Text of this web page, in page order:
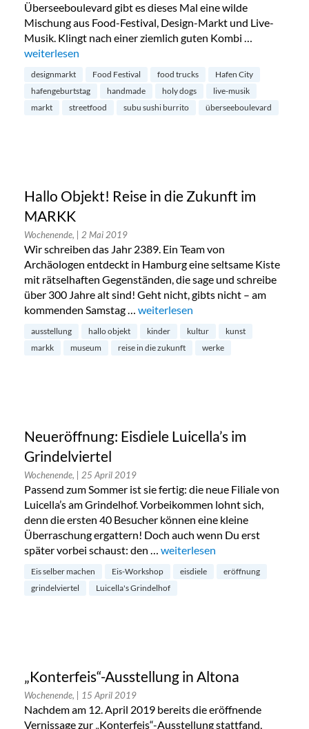
Überseeboulevard gibt es dieses Mal eine wilde
Mischung aus Food-Festival, Design-Markt und Live-
Musik. Klingt nach einer ziemlich guten Kombi …
„Food Trucks und Handmade Markt in der HafenCity“
weiterlesen
designmarkt Food Festival food trucks
Hafen City
hafengeburtstag
handmade holy dogs
live-musik
markt
streetfood subu sushi burrito überseeboulevard
Hallo Objekt! Reise in die Zukunft im
MARKK
Wochenende, | 2 Mai 2019
Wir schreiben das Jahr 2389. Ein Team von
Archäologen entdeckt in Hamburg eine seltsame Kiste
mit rätselhaften Gegenständen, die sage und schreibe
über 300 Jahre alt sind! Geht nicht, gibts nicht – am
kommenden Samstag … „Hallo Objekt! Reise in die Zukunft
weiterlesen
ausstellung hallo objekt kinder kultur
kunst
markk
museum reise in die zukunft werke
Neueröffnung: Eisdiele Luicella’s im
Grindelviertel
Wochenende, | 25 April 2019
Passend zum Sommer ist sie fertig: die neue Filiale von
Luicella’s am Grindelhof. Vorbeikommen lohnt sich,
denn die ersten 40 Besucher können eine kleine
Überraschung ergattern! Doch auch wenn Du erst
später vorbei schaust: den … „Neueröffnung: Eisdiele
weiterlesen
Eis selber machen Eis-Workshop eisdiele
eröffnung
grindelviertel
Luicella's Grindelhof
„Konterfeis“-Ausstellung in Altona
Wochenende, | 15 April 2019
Nachdem am 12. April 2019 bereits die eröffnende
Vernissage zur „Konterfeis“-Ausstellung stattfand,